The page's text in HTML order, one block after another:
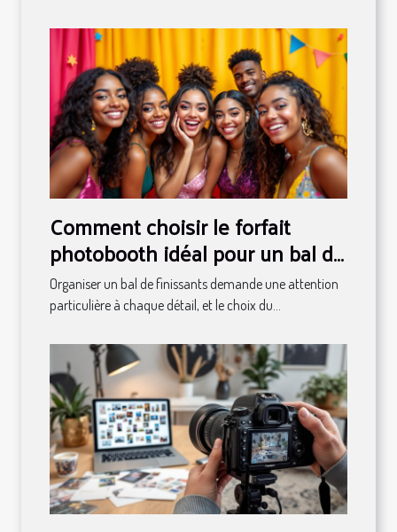
Comment choisir le forfait
photobooth idéal pour un bal de
finissants ?
Organiser un bal de finissants demande une attention
particulière à chaque détail, et le choix du...